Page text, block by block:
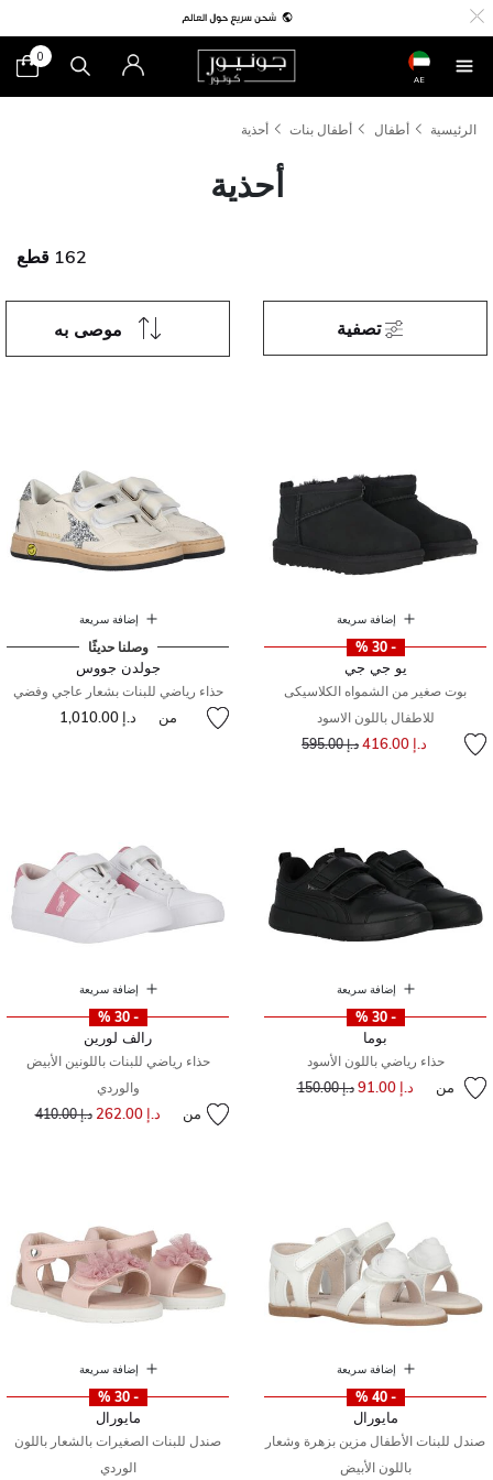
AE
0
الرئيسية أطفال أطفال بنات أحذية
أحذية
162 قطع
موصى به تصفية
إضافة سريعة
- 30 %
يو جي جي
بوت صغير من الشمواه الكلاسيكى
للاطفال باللون الاسود
د.إ 416.00 سعر مخفض مند.إ 595.00
إضافة سريعة
وصلنا حديثًا
جولدن جووس
حذاء رياضي للبنات بشعار عاجي وفضي
من د.إ 1,010.00
إضافة سريعة
- 30 %
بوما
حذاء رياضي باللون الأسود
من د.إ 91.00 سعر مخفض مند.إ 150.00
إضافة سريعة
- 30 %
رالف لورين
حذاء رياضي للبنات باللونين الأبيض
والوردي
من د.إ 262.00 سعر مخفض من
د.إ 410.00 إلى
إضافة سريعة
- 40 %
مايورال
صندل للبنات الأطفال مزين بزهرة وشعار
باللون الأبيض
إضافة سريعة
- 30 %
مايورال
صندل للبنات الصغيرات بالشعار باللون
الوردي